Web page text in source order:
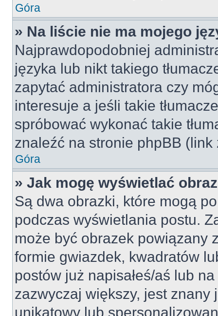
Góra
» Na liście nie ma mojego
Najprawdopodobniej
języka lub nikt takiego
zapytać administratora czy
interesuje a jeśli takie
spróbować wykonać takie
znaleźć na stronie phpBB
Góra
» Jak mogę wyświetlać
Są dwa obrazki, które mogą
podczas wyświetlania postu.
może być obrazek powiązany
formie gwiazdek, kwadratów
postów już napisałeś/aś lub
zazwyczaj większy, jest
unikatowy lub